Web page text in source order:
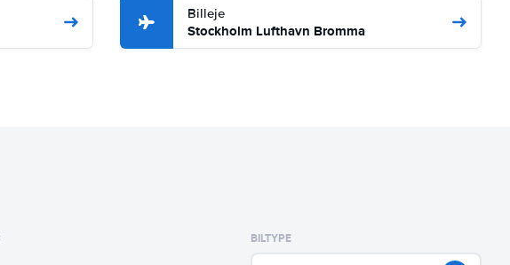
Billeje
Stockholm Lufthavn Bromma
BILTYPE